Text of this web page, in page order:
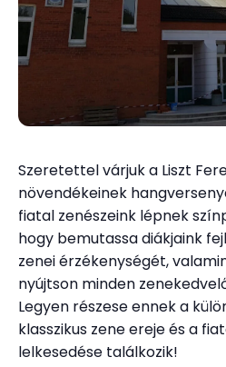
Szeretettel várjuk a Liszt
növendékeinek
fiatal zenészeink lépnek
hogy bemutassa diákjaink
zenei érzékenységét,
nyújtson minden
Legyen részese ennek a
klasszikus zene ereje és a
lelkesedése találkozik!